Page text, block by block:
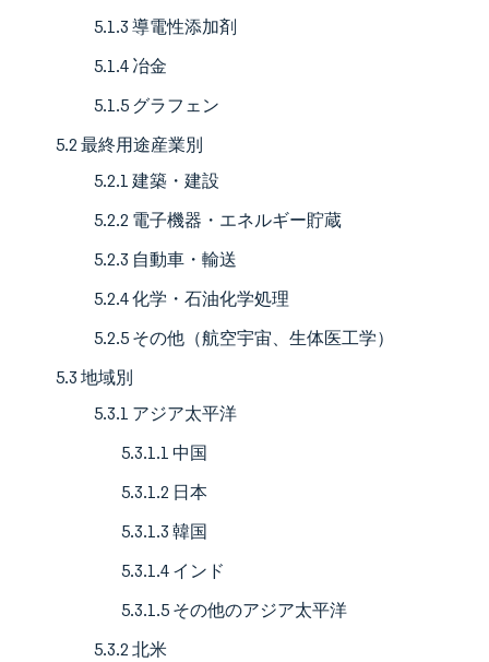
5.1.3 導電性添加剤
5.1.4 冶金
5.1.5 グラフェン
5.2 最終用途産業別
5.2.1 建築・建設
5.2.2 電子機器・エネルギー貯蔵
5.2.3 自動車・輸送
5.2.4 化学・石油化学処理
5.2.5 その他（航空宇宙、生体医工学）
5.3 地域別
5.3.1 アジア太平洋
5.3.1.1 中国
5.3.1.2 日本
5.3.1.3 韓国
5.3.1.4 インド
5.3.1.5 その他のアジア太平洋
5.3.2 北米